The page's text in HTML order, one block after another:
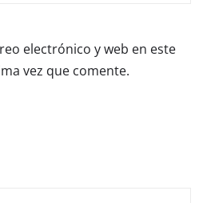
electrónico y web en este
vez que comente.